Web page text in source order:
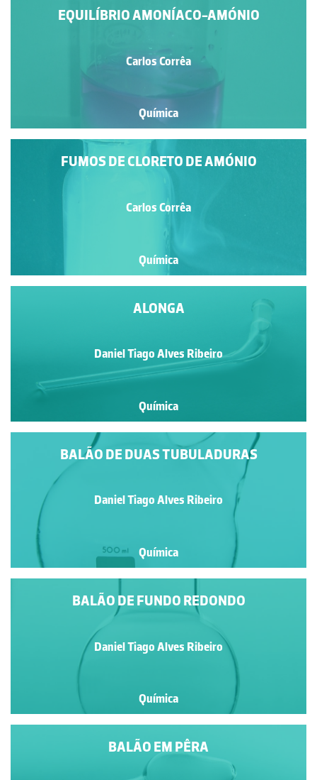
EQUILÍBRIO AMONÍACO-AMÓNIO
Carlos Corrêa
Química
FUMOS DE CLORETO DE AMÓNIO
Carlos Corrêa
Química
ALONGA
Daniel Tiago Alves Ribeiro
Química
BALÃO DE DUAS TUBULADURAS
Daniel Tiago Alves Ribeiro
Química
BALÃO DE FUNDO REDONDO
Daniel Tiago Alves Ribeiro
Química
BALÃO EM PÊRA